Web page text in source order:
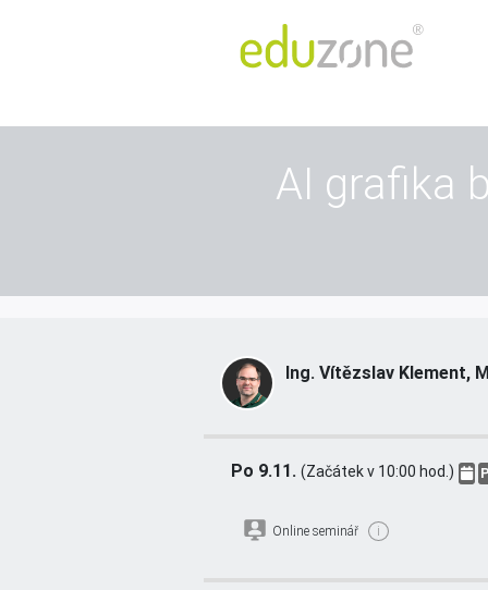
AI grafika
Ing. Vítězslav Klement,
Po 9.11. (Začátek v 10:00 hod.)
Online seminář i